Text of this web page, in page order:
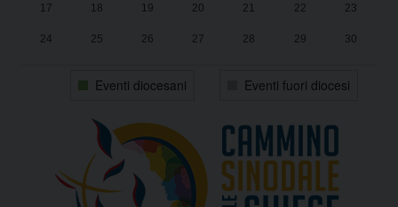
17 18 19 20 21 22 23
24 25 26 27 28 29 30
Eventi diocesani Eventi fuori diocesi